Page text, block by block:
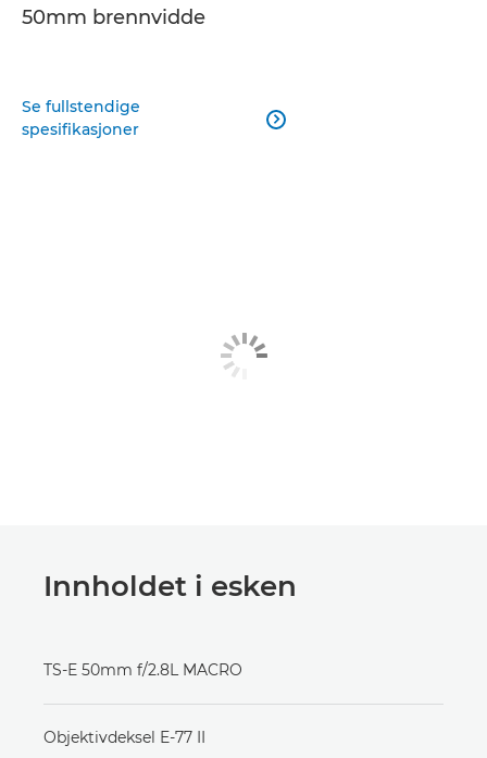
50mm brennvidde
Se fullstendige
spesifikasjoner

Innholdet i esken
TS-E 50mm f/2.8L MACRO
Objektivdeksel E-77 II